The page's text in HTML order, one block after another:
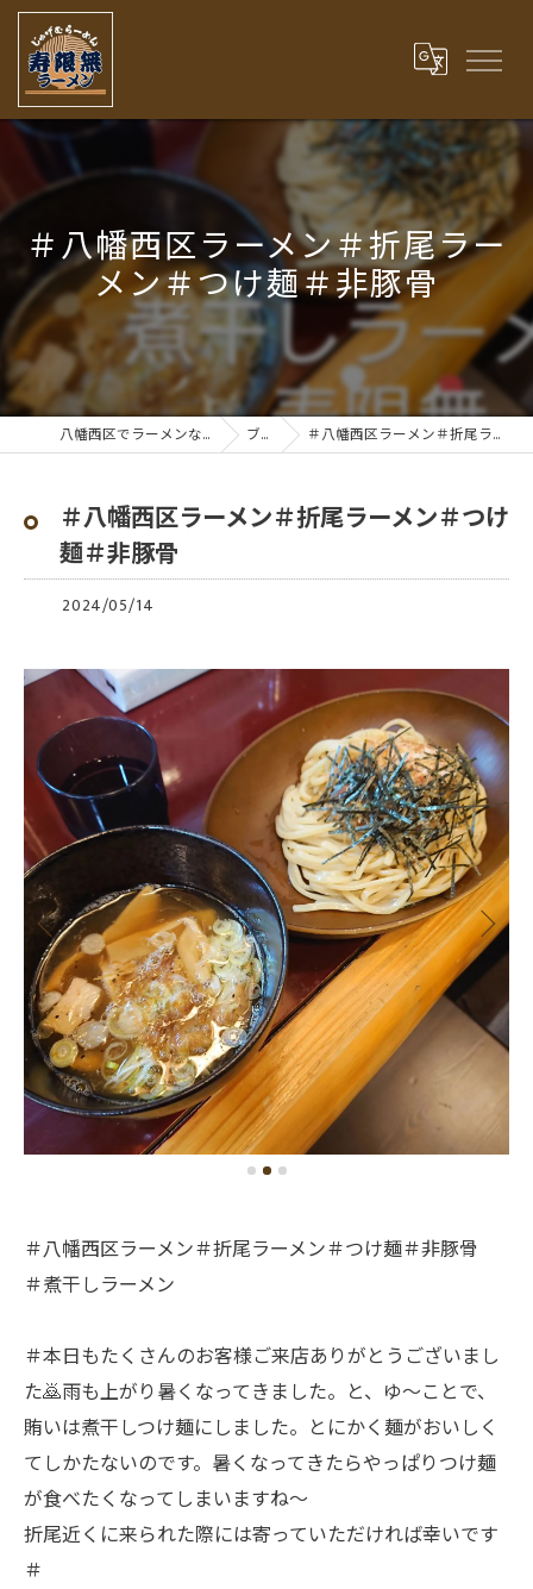
＃八幡西区ラーメン＃折尾ラー
メン＃つけ麺＃非豚骨
八幡西区でラーメンなら寿限無ラーメン ブログ ＃八幡西区ラーメン＃折尾ラーメン＃つけ麺＃非豚骨
＃八幡西区ラーメン＃折尾ラーメン＃つけ
麺＃非豚骨
2024/05/14
＃八幡西区ラーメン＃折尾ラーメン＃つけ麺＃非豚骨
＃煮干しラーメン
＃本日もたくさんのお客様ご来店ありがとうございまし
た🙇雨も上がり暑くなってきました。と、ゆ〜ことで、
賄いは煮干しつけ麺にしました。とにかく麺がおいしく
てしかたないのです。暑くなってきたらやっぱりつけ麺
が食べたくなってしまいますね〜
折尾近くに来られた際には寄っていただければ幸いです
＃